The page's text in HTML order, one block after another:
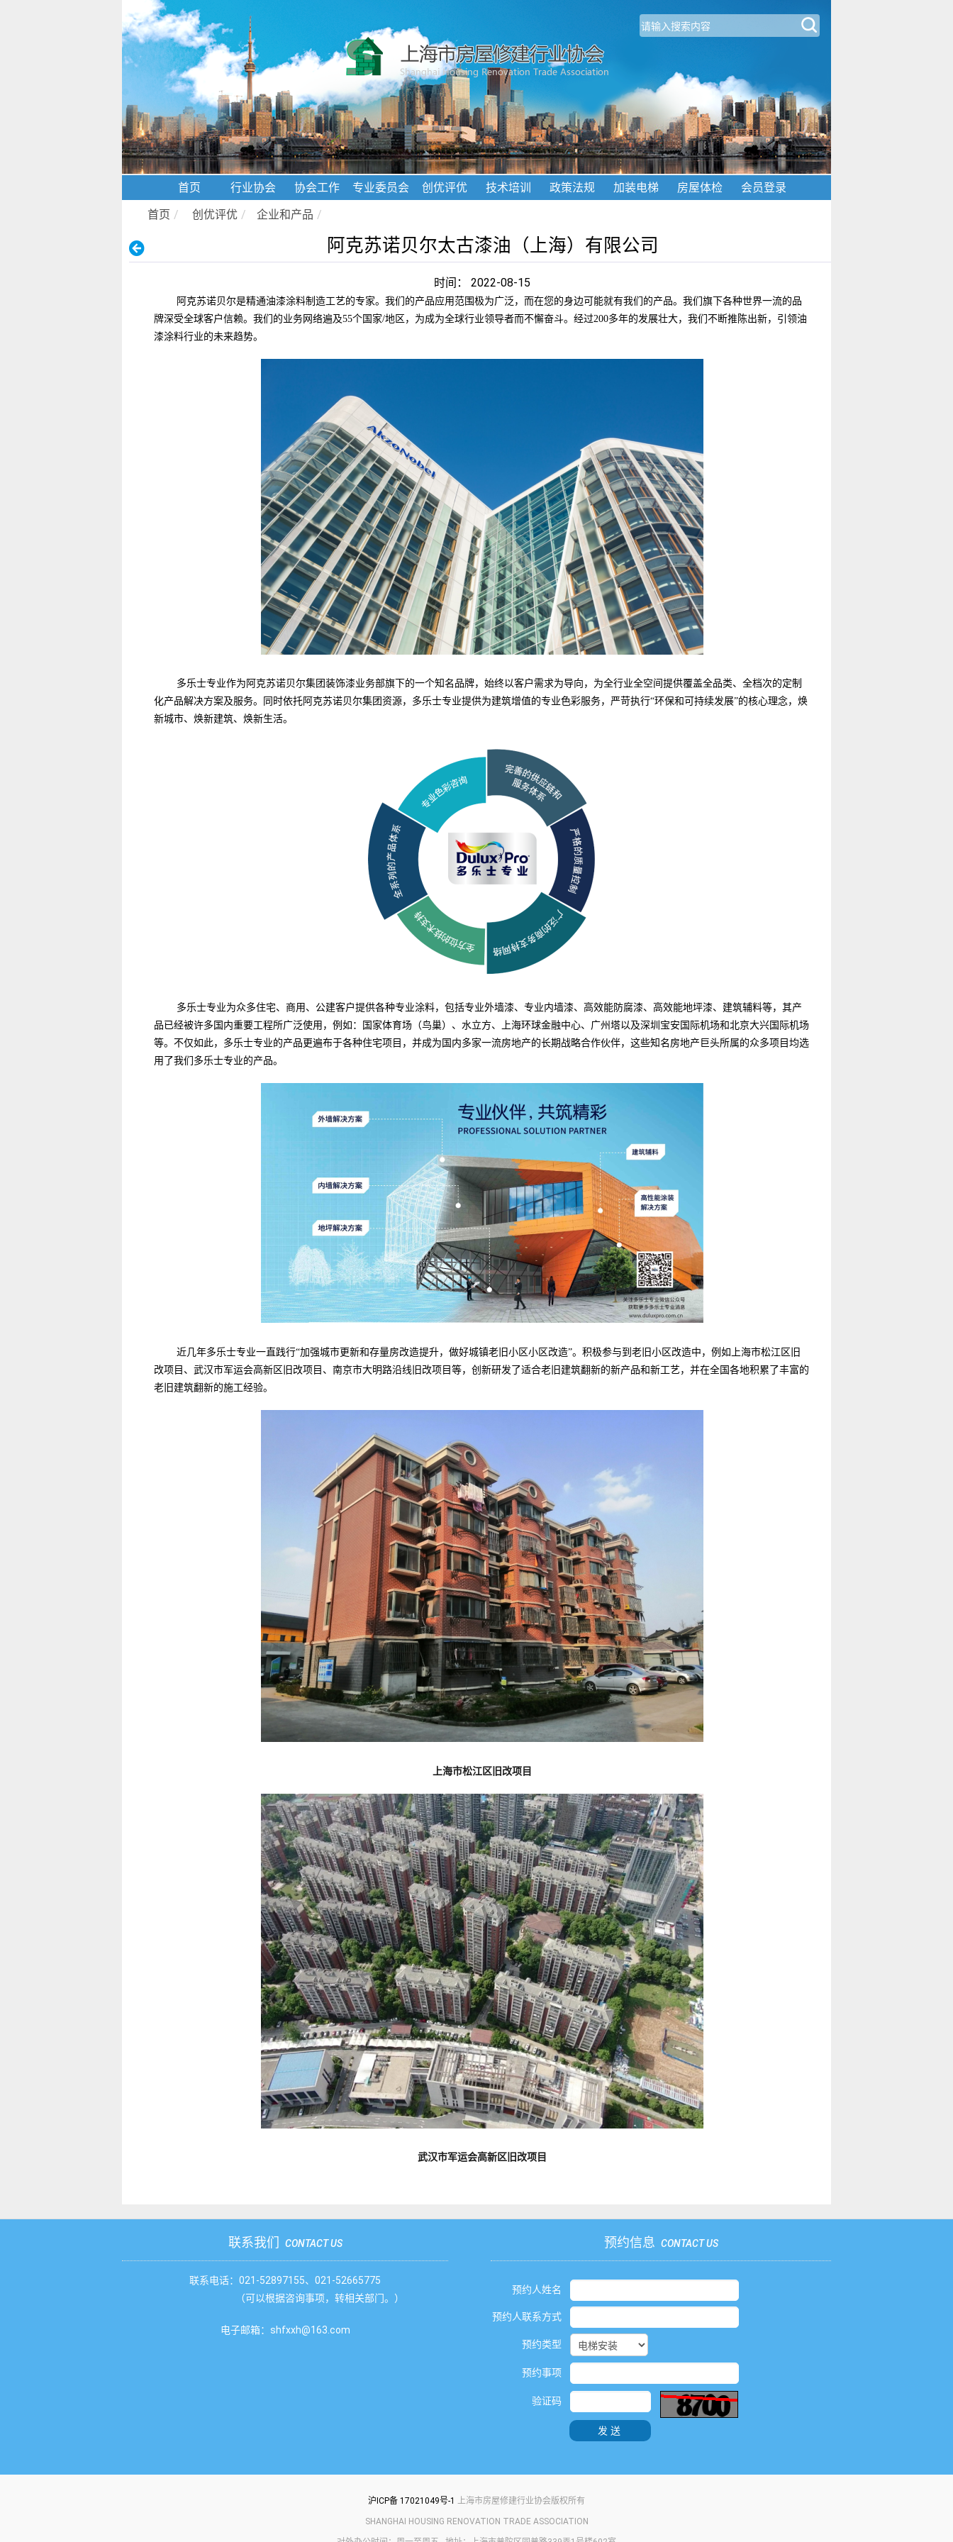
首页 行业协会 协会工作 专业委员会 创优评优 技术培训 政策法规 加装电梯 房屋体检
会员登录
首页 / 创优评优 / 企业和产品 /
阿克苏诺贝尔太古漆油（上海）有限公司
时间： 2022-08-15
阿克苏诺贝尔是精通油漆涂料制造工艺的专家。我们的产品应用范围极为广泛，而在您的身边可能就有我们的产品。我们旗下各种世界一流的品
牌深受全球客户信赖。我们的业务网络遍及55个国家/地区，为成为全球行业领导者而不懈奋斗。经过200多年的发展壮大，我们不断推陈出新，引领油
漆涂料行业的未来趋势。
多乐士专业作为阿克苏诺贝尔集团装饰漆业务部旗下的一个知名品牌，始终以客户需求为导向，为全行业全空间提供覆盖全品类、全档次的定制
化产品解决方案及服务。同时依托阿克苏诺贝尔集团资源，多乐士专业提供为建筑增值的专业色彩服务，严苛执行“环保和可持续发展”的核心理念，焕
新城市、焕新建筑、焕新生活。
多乐士专业为众多住宅、商用、公建客户提供各种专业涂料，包括专业外墙漆、专业内墙漆、高效能防腐漆、高效能地坪漆、建筑辅料等，其产
品已经被许多国内重要工程所广泛使用，例如：国家体育场（鸟巢）、水立方、上海环球金融中心、广州塔以及深圳宝安国际机场和北京大兴国际机场
等。不仅如此，多乐士专业的产品更遍布于各种住宅项目，并成为国内多家一流房地产的长期战略合作伙伴，这些知名房地产巨头所属的众多项目均选
用了我们多乐士专业的产品。
近几年多乐士专业一直践行“加强城市更新和存量房改造提升，做好城镇老旧小区小区改造”。积极参与到老旧小区改造中，例如上海市松江区旧
改项目、武汉市军运会高新区旧改项目、南京市大明路沿线旧改项目等，创新研发了适合老旧建筑翻新的新产品和新工艺，并在全国各地积累了丰富的
老旧建筑翻新的施工经验。
上海市松江区旧改项目
武汉市军运会高新区旧改项目
联系我们 CONTACT US
联系电话：021-52897155、021-52665775
（可以根据咨询事项，转相关部门。）
电子邮箱：shfxxh@163.com
预约信息 CONTACT US
预约人姓名
预约人联系方式
预约类型
预约事项
验证码
发送
沪ICP备 17021049号-1 上海市房屋修建行业协会版权所有
SHANGHAI HOUSING RENOVATION TRADE ASSOCIATION